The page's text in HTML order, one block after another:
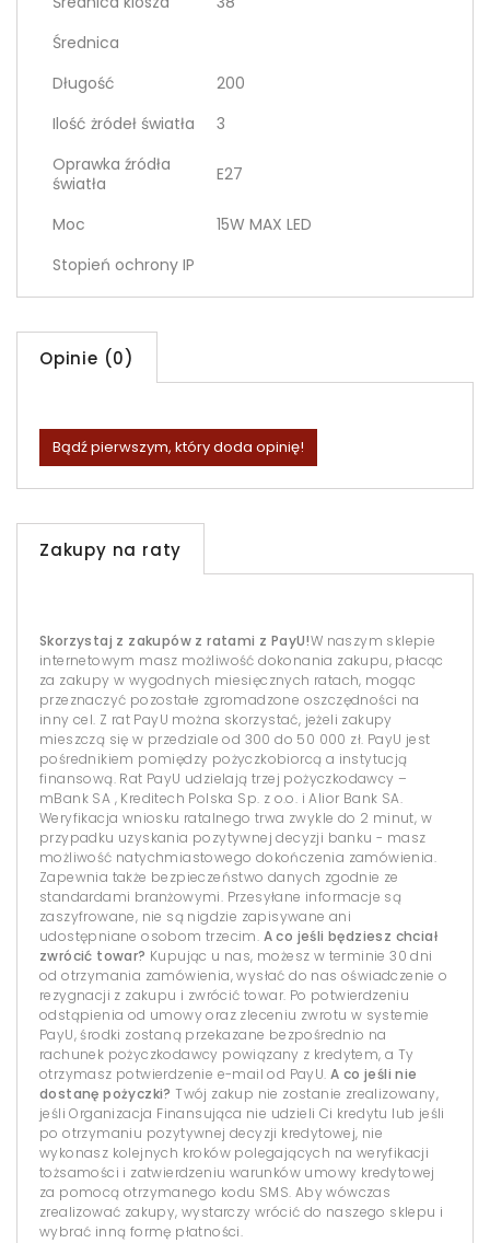
Średnica
Długość
200
Ilość żródeł światła
3
Oprawka źródła
światła
E27
Moc
15W MAX LED
Stopień ochrony IP
Opinie (0)
Bądź pierwszym, który doda opinię!
Zakupy na raty
Skorzystaj z zakupów z ratami z PayU!W naszym sklepie
internetowym masz możliwość dokonania zakupu, płacąc
za zakupy w wygodnych miesięcznych ratach, mogąc
przeznaczyć pozostałe zgromadzone oszczędności na
inny cel. Z rat PayU można skorzystać, jeżeli zakupy
mieszczą się w przedziale od 300 do 50 000 zł. PayU jest
pośrednikiem pomiędzy pożyczkobiorcą a instytucją
finansową. Rat PayU udzielają trzej pożyczkodawcy –
mBank SA , Kreditech Polska Sp. z o.o. i Alior Bank SA.
Weryfikacja wniosku ratalnego trwa zwykle do 2 minut, w
przypadku uzyskania pozytywnej decyzji banku - masz
możliwość natychmiastowego dokończenia zamówienia.
Zapewnia także bezpieczeństwo danych zgodnie ze
standardami branżowymi. Przesyłane informacje są
zaszyfrowane, nie są nigdzie zapisywane ani
udostępniane osobom trzecim. A co jeśli będziesz chciał
zwrócić towar? Kupując u nas, możesz w terminie 30 dni
od otrzymania zamówienia, wysłać do nas oświadczenie o
rezygnacji z zakupu i zwrócić towar. Po potwierdzeniu
odstąpienia od umowy oraz zleceniu zwrotu w systemie
PayU, środki zostaną przekazane bezpośrednio na
rachunek pożyczkodawcy powiązany z kredytem, a Ty
otrzymasz potwierdzenie e-mail od PayU. A co jeśli nie
dostanę pożyczki? Twój zakup nie zostanie zrealizowany,
jeśli Organizacja Finansująca nie udzieli Ci kredytu lub jeśli
po otrzymaniu pozytywnej decyzji kredytowej, nie
wykonasz kolejnych kroków polegających na weryfikacji
tożsamości i zatwierdzeniu warunków umowy kredytowej
za pomocą otrzymanego kodu SMS. Aby wówczas
zrealizować zakupy, wystarczy wrócić do naszego sklepu i
wybrać inną formę płatności.